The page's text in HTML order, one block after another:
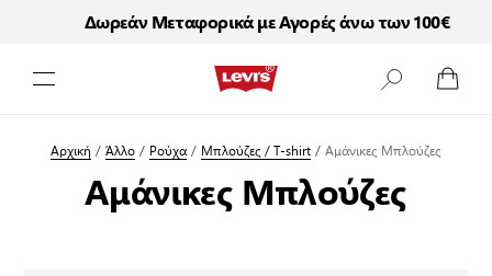
Δωρεάν Μεταφορικά με Αγορές άνω των 100€
Αρχική /Άλλο/ Ρούχα/ Μπλούζες / T-shirt/Αμάνικες Μπλούζες
Αμάνικες Μπλούζες